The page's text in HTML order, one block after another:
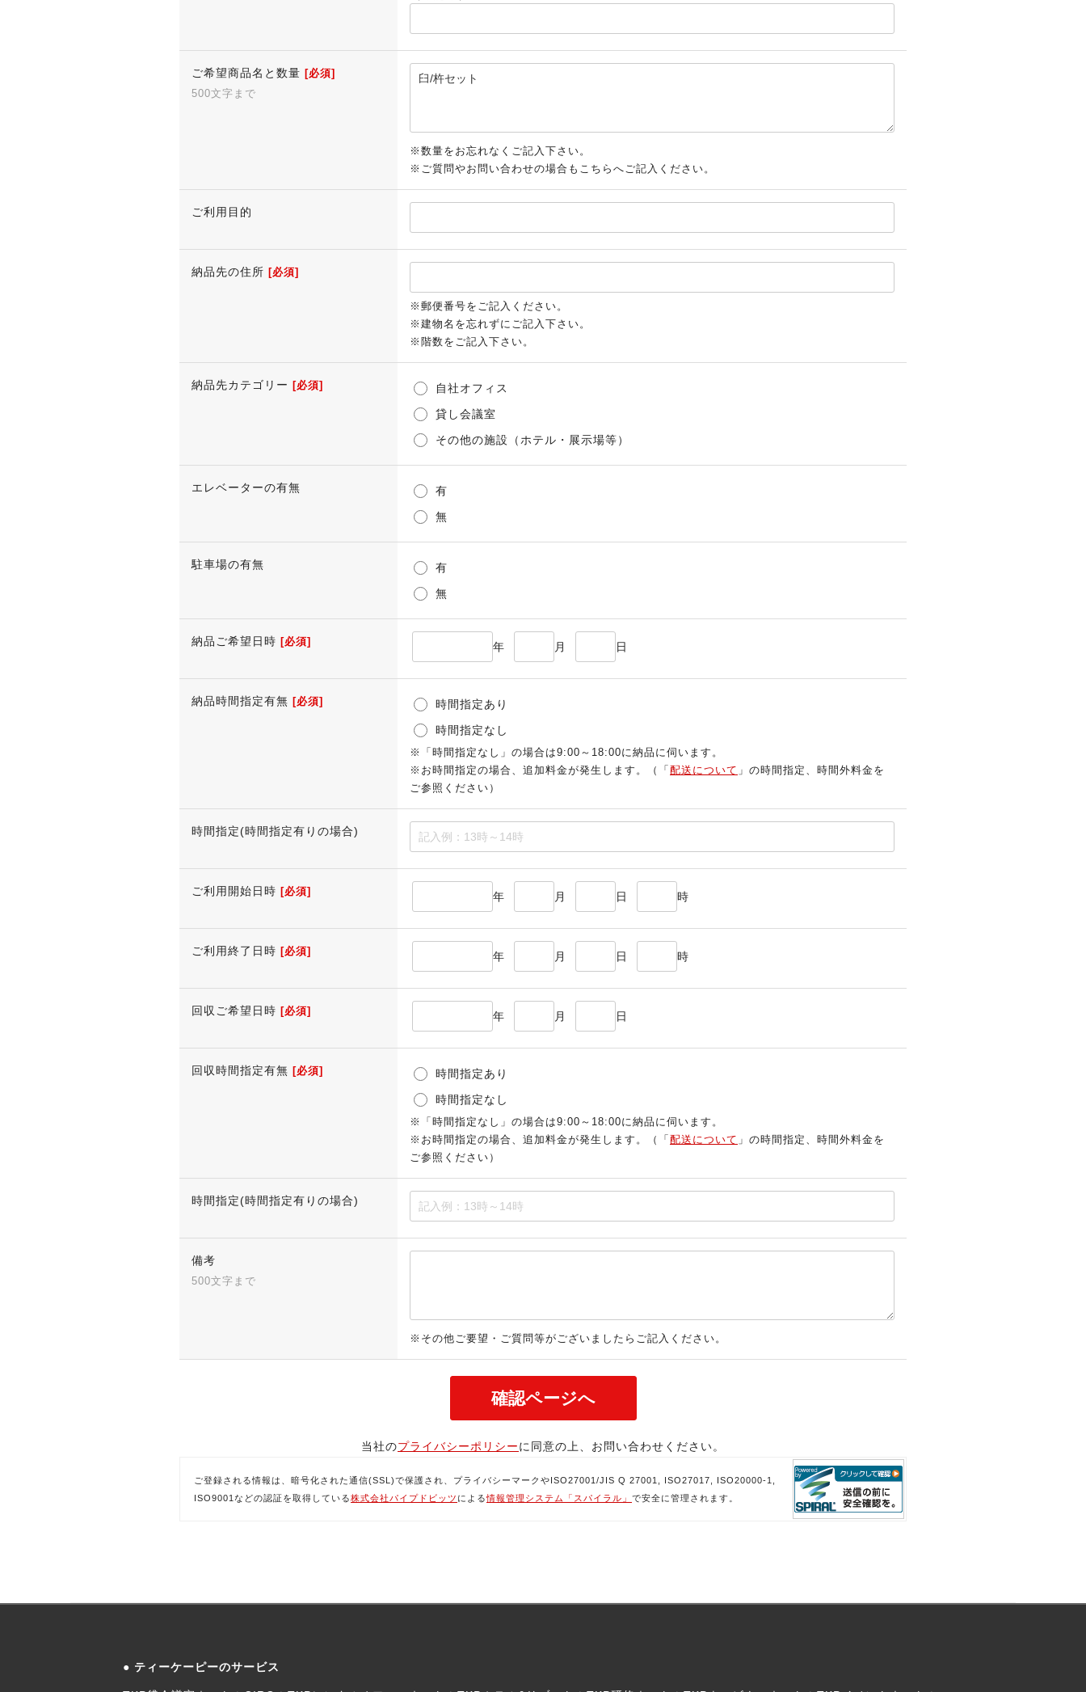
ご希望商品名と数量 [必須]
500文字まで
※数量をお忘れなくご記入下さい。
※ご質問やお問い合わせの場合もこちらへご記入ください。
ご利用目的
納品先の住所 [必須]
※郵便番号をご記入ください。
※建物名を忘れずにご記入下さい。
※階数をご記入下さい。
納品先カテゴリー [必須]
自社オフィス
貸し会議室
その他の施設（ホテル・展示場等）
エレベーターの有無
有
無
駐車場の有無
有
無
納品ご希望日時 [必須] 年 月 日
納品時間指定有無 [必須]
時間指定あり
時間指定なし
※「時間指定なし」の場合は9:00～18:00に納品に伺います。
※お時間指定の場合、追加料金が発生します。（「 配送について 」の時間指定、時間外料金を
ご参照ください）
時間指定(時間指定有りの場合)
ご利用開始日時 [必須] 年 月 日 時
ご利用終了日時 [必須] 年 月 日 時
回収ご希望日時 [必須] 年 月 日
回収時間指定有無 [必須]
時間指定あり
時間指定なし
※「時間指定なし」の場合は9:00～18:00に納品に伺います。
※お時間指定の場合、追加料金が発生します。（「 配送について 」の時間指定、時間外料金を
ご参照ください）
時間指定(時間指定有りの場合)
備考
500文字まで
※その他ご要望・ご質問等がございましたらご記入ください。
当社のプライバシーポリシーに同意の上、お問い合わせください。
ご登録される情報は、暗号化された通信(SSL)で保護され、プライバシーマークやISO27001/JIS Q 27001, ISO27017, ISO20000-1,
ISO9001などの認証を取得している株式会社パイプドビッツ による情報管理システム「スパイラル」 で安全に管理されます。
ティーケーピーのサービス